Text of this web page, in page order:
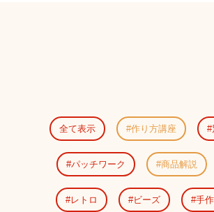
全て表示 作り方講座
パッチワーク 商品解説
レトロ ビーズ 手